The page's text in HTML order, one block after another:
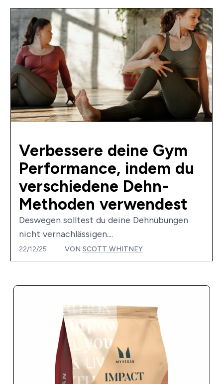
Verbessere deine Gym
Performance, indem du
verschiedene Dehn-
Methoden verwendest
Deswegen solltest du deine Dehnübungen
nicht vernachlässigen....
22/12/25 VON SCOTT WHITNEY